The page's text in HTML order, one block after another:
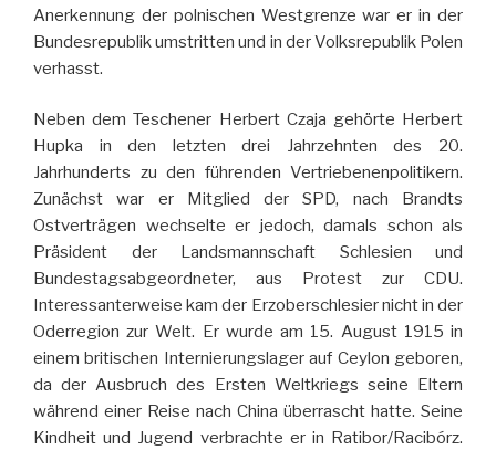
Anerkennung der polnischen Westgrenze war er in der
Bundesrepublik umstritten und in der Volksrepublik Polen
verhasst.
Neben dem Teschener Herbert Czaja gehörte Herbert
Hupka in den letzten drei Jahrzehnten des 20.
Jahrhunderts zu den führenden Vertriebenenpolitikern.
Zunächst war er Mitglied der SPD, nach Brandts
Ostverträgen wechselte er jedoch, damals schon als
Präsident der Landsmannschaft Schlesien und
Bundestagsabgeordneter, aus Protest zur CDU.
Interessanterweise kam der Erzoberschlesier nicht in der
Oderregion zur Welt. Er wurde am 15. August 1915 in
einem britischen Internierungslager auf Ceylon geboren,
da der Ausbruch des Ersten Weltkriegs seine Eltern
während einer Reise nach China überrascht hatte. Seine
Kindheit und Jugend verbrachte er in Ratibor/Racibórz.